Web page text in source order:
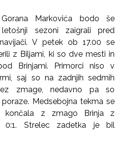
Markovića bodo še
sezoni zaigrali pred
V petek ob 17.00 se
z Biljami, ki so dve mesti in
Brinjami. Primorci niso v
saj so na zadnjih sedmih
zmage, nedavno pa so
Medsebojna tekma se
končala z zmago Brinja z
0:1. Strelec zadetka je bil